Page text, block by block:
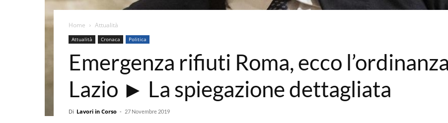
Home Attualità
Attualità Cronaca Politica
Emergenza rifiuti Roma, ecco
Lazio ► La spiegazione dettagliata
Di Lavori in Corso - 27 Novembre 2019